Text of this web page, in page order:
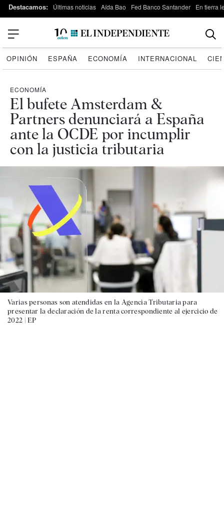
Destacamos: Últimas noticias Aída Bao Fed Banco Santander En tierra
OPINIÓN ESPAÑA ECONOMÍA INTERNACIONAL
ECONOMÍA
El bufete Amsterdam &
Partners denunciará a España
ante la OCDE por incumplir
con la justicia tributaria
Varias personas son atendidas en la Agencia Tributaria para
presentar la declaración de la renta correspondiente al ejercicio de
2022 |EP